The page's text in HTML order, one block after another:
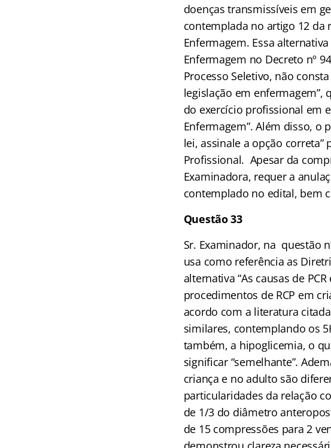
doenças transmissíveis em
contemplada no artigo 12 da
Enfermagem. Essa
Enfermagem no Decreto nº
Processo Seletivo, não
legislação em enfermagem”,
do exercício profissional em
Enfermagem”. Além disso, o
lei, assinale a opção correta”
Profissional. Apesar da
Examinadora, requer a
contemplado no edital, bem
Questão 33
Sr. Examinador, na questão
usa como referência as
alternativa “As causas de
procedimentos de RCP em
acordo com a literatura
similares, contemplando os
também, a hipoglicemia, o
significar “semelhante”.
criança e no adulto são
particularidades da relação
de 1/3 do diâmetro
de 15 compressões para 2